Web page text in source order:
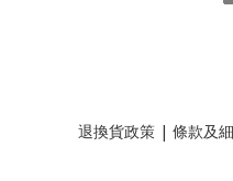
退換貨政策| 條款及